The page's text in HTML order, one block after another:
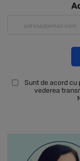
Sunt de acord cu
vederea